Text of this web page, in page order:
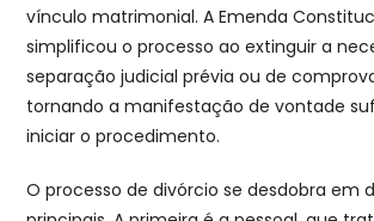
vínculo matrimonial. A Emenda
simplificou o processo ao extinguir a
separação judicial prévia ou de
tornando a manifestação de vontade
iniciar o procedimento.
O processo de divórcio se desdobra em